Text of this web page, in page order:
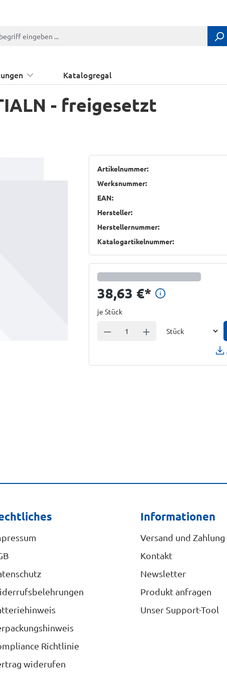
Suche
Katalogregal
- freigesetzt
Hersteller:
Artikelnummer:
Werksnummer:
EAN:
Herstellernummer:
Katalogartikelnummer:
38,63 €*
je Stück
Anzahl verringernAnzahl erhöhen
Richtlinie
widerufen
Informationen
Versand und Zahlung
Kontakt
Newsletter
Produkt anfragen
Unser Support-Tool